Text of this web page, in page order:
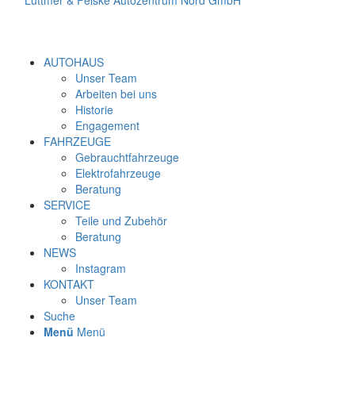
AUTOHAUS
Unser Team
Arbeiten bei uns
Historie
Engagement
FAHRZEUGE
Gebrauchtfahrzeuge
Elektrofahrzeuge
Beratung
SERVICE
Teile und Zubehör
Beratung
NEWS
Instagram
KONTAKT
Unser Team
Suche
Menü Menü